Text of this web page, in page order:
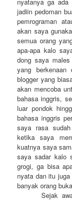
jadiin pedoman
pemrograman
akan saya
semua orang
apa-apa kalo
dong saya
yang
blogger yang
akan mencoba
bahasa inggris,
luar pondok
bahasa inggris
saya rasa
ketika saya
kuatnya saya
saya sadar kalo
grogi, ga bisa
nyata dan itu
banyak orang
Sejak